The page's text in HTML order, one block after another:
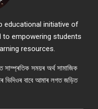
educational initiative of
to empowering students
resources.
সাম্প্ৰতিক সময়ৰ অৰ্থ সামাজিক
বাবে আমাৰ লগত জড়িত